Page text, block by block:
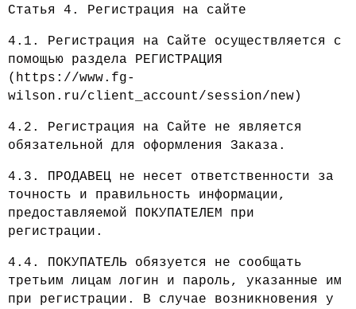
Статья 4. Регистрация на сайте
4.1. Регистрация на Сайте осуществляется с
помощью раздела РЕГИСТРАЦИЯ
(https://www.fg-
wilson.ru/client_account/session/new)
4.2. Регистрация на Сайте не является
обязательной для оформления Заказа.
4.3. ПРОДАВЕЦ не несет ответственности за
точность и правильность информации,
предоставляемой ПОКУПАТЕЛЕМ при
регистрации.
4.4. ПОКУПАТЕЛЬ обязуется не сообщать
третьим лицам логин и пароль, указанные им
при регистрации. В случае возникновения у